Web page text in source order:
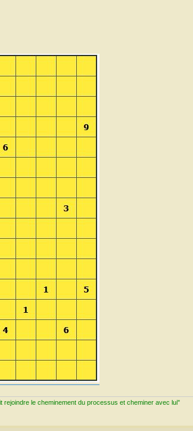
le cheminement du processus et cheminer avec lui"